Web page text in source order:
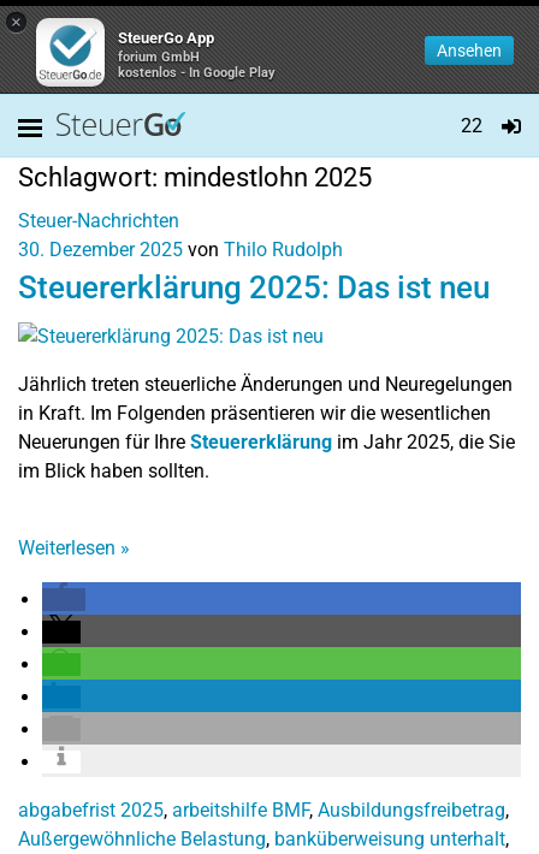
×
SteuerGo App
forium GmbH
kostenlos - In Google Play
Ansehen
22
Schlagwort: mindestlohn 2025
Steuer-Nachrichten
30. Dezember 2025 von Thilo Rudolph
Steuererklärung 2025: Das ist neu
Jährlich treten steuerliche Änderungen und Neuregelungen
in Kraft. Im Folgenden präsentieren wir die wesentlichen
Neuerungen für Ihre Steuererklärung im Jahr 2025, die Sie
im Blick haben sollten.
Weiterlesen »
abgabefrist 2025, arbeitshilfe BMF, Ausbildungsfreibetrag,
Außergewöhnliche Belastung, banküberweisung unterhalt,